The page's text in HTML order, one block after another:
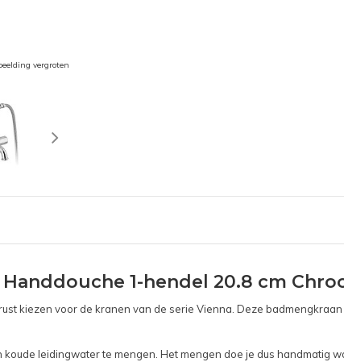
vergroten
1-hendel 20.8 cm
kiezen voor de kranen van de serie Vienna. Deze
leidingwater te mengen. Het mengen doe je dus handmatig